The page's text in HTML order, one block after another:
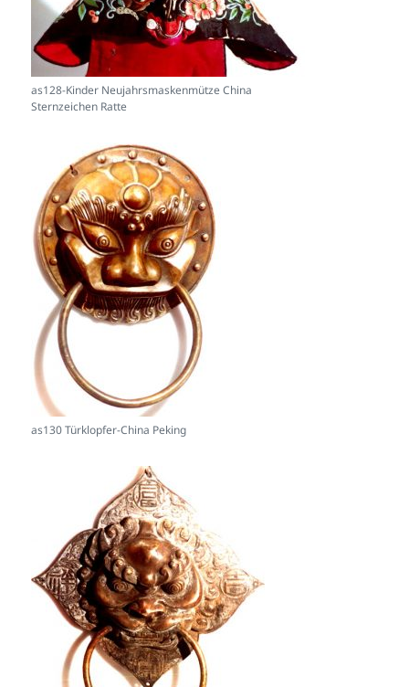
as128-Kinder Neujahrsmaskenmütze China
Sternzeichen Ratte
as130 Türklopfer-China Peking